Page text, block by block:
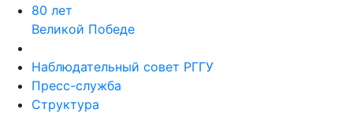
80 лет
Великой Победе
Наблюдательный совет РГГУ
Пресс-служба
Структура